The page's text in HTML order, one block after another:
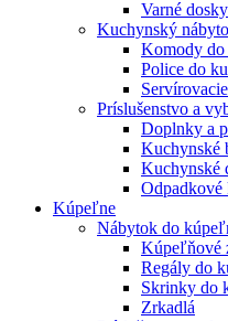
Varné dosky
Kuchynský
Komody do
Police do
Príslušenstvo a
Doplnky a
Kuchynské
Kuchynské
Odpadkové
Kúpeľne
Nábytok do
Kúpeľňové
Regály do
Skrinky do
Zrkadlá